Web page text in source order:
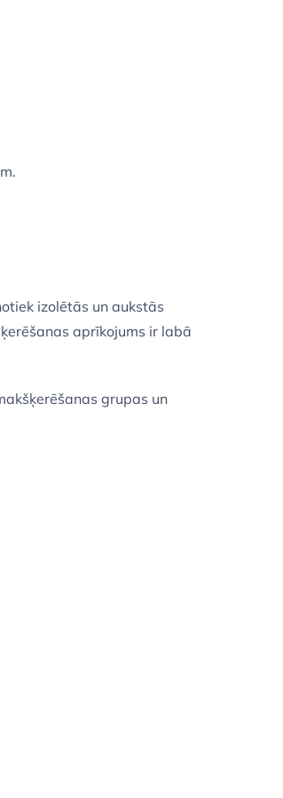
izolētās un aukstās
aprīkojums ir labā
grupas un